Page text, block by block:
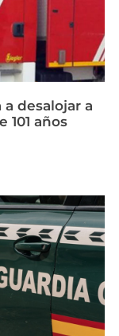
desalojar a
101 años